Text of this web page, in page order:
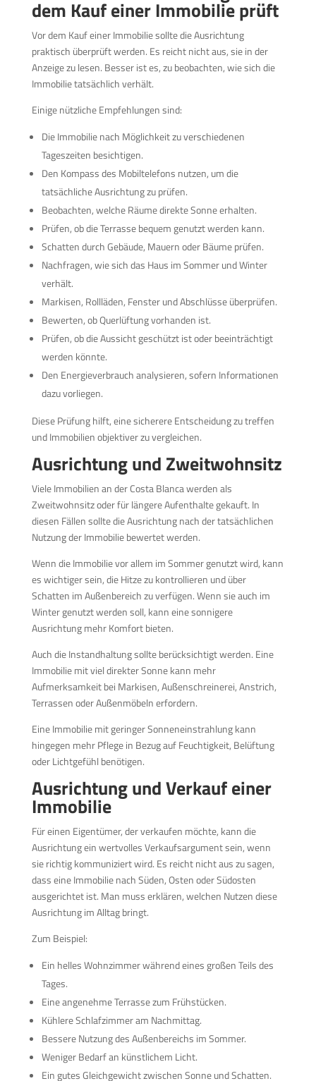
dem Kauf einer Immobilie prüft
Vor dem Kauf einer Immobilie sollte die Ausrichtung
praktisch überprüft werden. Es reicht nicht aus, sie in der
Anzeige zu lesen. Besser ist es, zu beobachten, wie sich die
Immobilie tatsächlich verhält.
Einige nützliche Empfehlungen sind:
Die Immobilie nach Möglichkeit zu verschiedenen
Tageszeiten besichtigen.
Den Kompass des Mobiltelefons nutzen, um die
tatsächliche Ausrichtung zu prüfen.
Beobachten, welche Räume direkte Sonne erhalten.
Prüfen, ob die Terrasse bequem genutzt werden kann.
Schatten durch Gebäude, Mauern oder Bäume prüfen.
Nachfragen, wie sich das Haus im Sommer und Winter
verhält.
Markisen, Rollläden, Fenster und Abschlüsse überprüfen.
Bewerten, ob Querlüftung vorhanden ist.
Prüfen, ob die Aussicht geschützt ist oder beeinträchtigt
werden könnte.
Den Energieverbrauch analysieren, sofern Informationen
dazu vorliegen.
Diese Prüfung hilft, eine sicherere Entscheidung zu treffen
und Immobilien objektiver zu vergleichen.
Ausrichtung und Zweitwohnsitz
Viele Immobilien an der Costa Blanca werden als
Zweitwohnsitz oder für längere Aufenthalte gekauft. In
diesen Fällen sollte die Ausrichtung nach der tatsächlichen
Nutzung der Immobilie bewertet werden.
Wenn die Immobilie vor allem im Sommer genutzt wird, kann
es wichtiger sein, die Hitze zu kontrollieren und über
Schatten im Außenbereich zu verfügen. Wenn sie auch im
Winter genutzt werden soll, kann eine sonnigere
Ausrichtung mehr Komfort bieten.
Auch die Instandhaltung sollte berücksichtigt werden. Eine
Immobilie mit viel direkter Sonne kann mehr
Aufmerksamkeit bei Markisen, Außenschreinerei, Anstrich,
Terrassen oder Außenmöbeln erfordern.
Eine Immobilie mit geringer Sonneneinstrahlung kann
hingegen mehr Pflege in Bezug auf Feuchtigkeit, Belüftung
oder Lichtgefühl benötigen.
Ausrichtung und Verkauf einer
Immobilie
Für einen Eigentümer, der verkaufen möchte, kann die
Ausrichtung ein wertvolles Verkaufsargument sein, wenn
sie richtig kommuniziert wird. Es reicht nicht aus zu sagen,
dass eine Immobilie nach Süden, Osten oder Südosten
ausgerichtet ist. Man muss erklären, welchen Nutzen diese
Ausrichtung im Alltag bringt.
Zum Beispiel:
Ein helles Wohnzimmer während eines großen Teils des
Tages.
Eine angenehme Terrasse zum Frühstücken.
Kühlere Schlafzimmer am Nachmittag.
Bessere Nutzung des Außenbereichs im Sommer.
Weniger Bedarf an künstlichem Licht.
Ein gutes Gleichgewicht zwischen Sonne und Schatten.